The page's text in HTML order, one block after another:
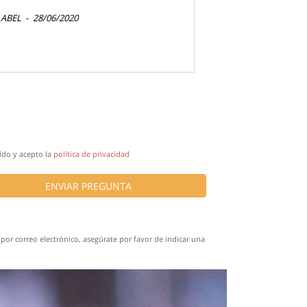
ABEL - 28/06/2020
y acepto la política de privacidad
ENVIAR PREGUNTA
correo electrónico, asegúrate por favor de indicar una